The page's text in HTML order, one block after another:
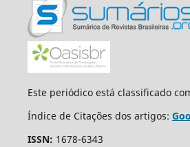
Este periódico está classificado
Índice de Citações dos artigos:
ISSN: 1678-6343